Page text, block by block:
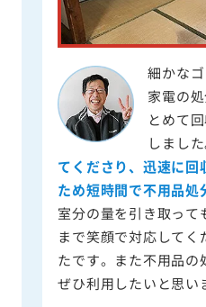
細かな
家電の
とめて
しまし
てくださり、迅速に
ため短時間で不用品処
室分の量を引き取っ
まで笑顔で対応してく
たです。また不用品
ぜひ利用したいと思い